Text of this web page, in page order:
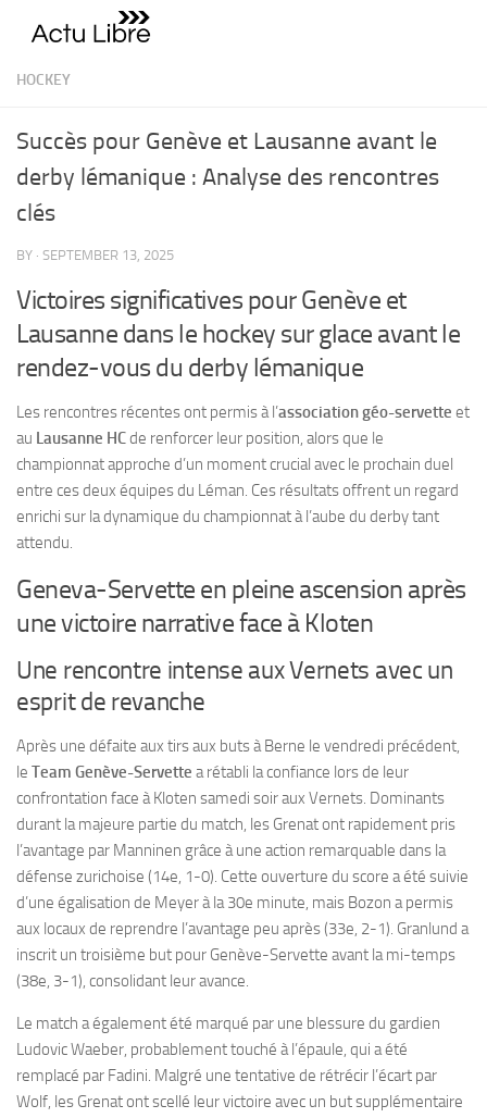
Skip to content
HOCKEY
Succès pour Genève et Lausanne avant le
derby lémanique : Analyse des rencontres
clés
BY · SEPTEMBER 13, 2025
Victoires significatives pour Genève et
Lausanne dans le hockey sur glace avant le
rendez-vous du derby lémanique
Les rencontres récentes ont permis à l’association géo-servette et
au Lausanne HCde renforcer leur position, alors que le
championnat approche d’un moment crucial avec le prochain duel
entre ces deux équipes du Léman. Ces résultats offrent un regard
enrichi sur la dynamique du championnat à l’aube du derby tant
attendu.
Geneva-Servette en pleine ascension après
une victoire narrative face à Kloten
Une rencontre intense aux Vernets avec un
esprit de revanche
Après une défaite aux tirs aux buts à Berne le vendredi précédent,
le Team Genève-Servette a rétabli la confiance lors de leur
confrontation face à Kloten samedi soir aux Vernets. Dominants
durant la majeure partie du match, les Grenat ont rapidement pris
l’avantage par Manninen grâce à une action remarquable dans la
défense zurichoise (14e, 1-0). Cette ouverture du score a été suivie
d’une égalisation de Meyer à la 30e minute, mais Bozon a permis
aux locaux de reprendre l’avantage peu après (33e, 2-1). Granlund a
inscrit un troisième but pour Genève-Servette avant la mi-temps
(38e, 3-1), consolidant leur avance.
Le match a également été marqué par une blessure du gardien
Ludovic Waeber, probablement touché à l’épaule, qui a été
remplacé par Fadini. Malgré une tentative de rétrécir l’écart par
Wolf, les Grenat ont scellé leur victoire avec un but supplémentaire